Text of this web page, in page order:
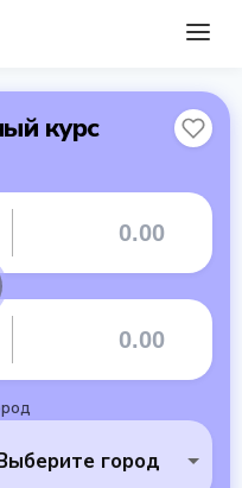
курс
город